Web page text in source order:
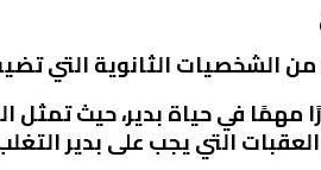
الشخصيات الثانوية التي
مهمًا في حياة بدير، حيث تمثل
التي يجب على بدير